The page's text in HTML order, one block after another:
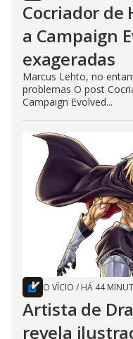
Cocriador de
a Campaign
exageradas
Marcus Lehto, no
problemas O post
Campaign Evolved...
O VÍCIO / HÁ 44
Artista de
revela